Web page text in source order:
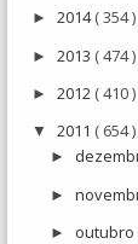
► 2014( 354 )
► 2013 ( 474 )
► 2012 ( 410 )
▼ 2011 ( 654 )
►
►
► outubro